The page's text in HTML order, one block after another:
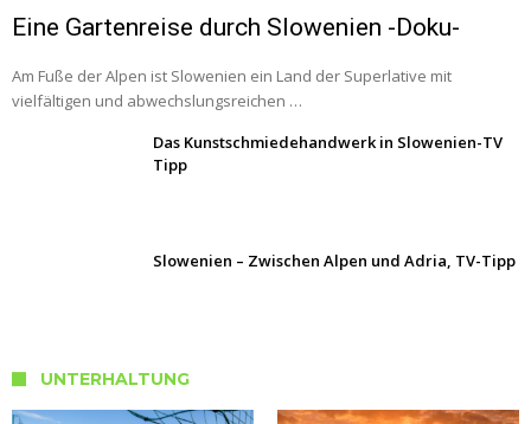
Eine Gartenreise durch Slowenien -Doku-
Am Fuße der Alpen ist Slowenien ein Land der Superlative mit
vielfältigen und abwechslungsreichen …
Das Kunstschmiedehandwerk in Slowenien-TV
Tipp
Slowenien – Zwischen Alpen und Adria, TV-Tipp
UNTERHALTUNG